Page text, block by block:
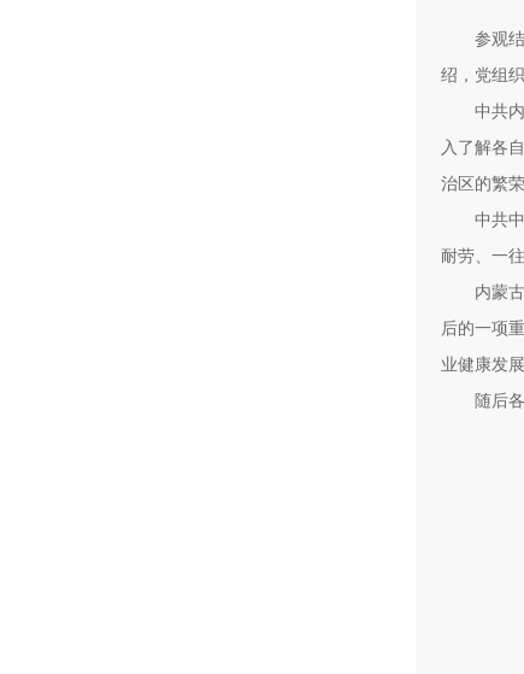
参观
绍，党组
中共
入了解各
治区的繁
中共
耐劳、一
内蒙
后的一项
业健康发展
随后